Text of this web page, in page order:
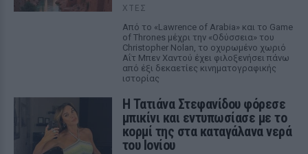
ΧΤΕΣ
Από το «Lawrence of Arabia» και το Game
of Thrones μέχρι την «Οδύσσεια» του
Christopher Nolan, το οχυρωμένο χωριό
Αΐτ Μπεν Χαντού έχει φιλοξενήσει πάνω
από έξι δεκαετίες κινηματογραφικής
ιστορίας
Η Τατιάνα Στεφανίδου φόρεσε
μπικίνι και εντυπωσίασε με το
κορμί της στα καταγάλανα νερά
του Ιονίου